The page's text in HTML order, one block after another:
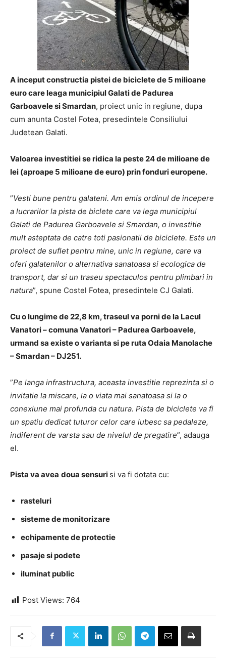
A inceput constructia pistei de biciclete de 5 milioane
euro care leaga municipiul Galati de Padurea
Garboavele si Smardan, proiect unic in regiune, dupa
cum anunta Costel Fotea, presedintele Consiliului
Judetean Galati.
Valoarea investitiei se ridica la peste 24 de milioane de
lei (aproape 5 milioane de euro) prin fonduri europene.
”Vesti bune pentru galateni. Am emis ordinul de incepere
a lucrarilor la pista de biclete care va lega municipiul
Galati de Padurea Garboavele si Smardan, o investitie
mult asteptata de catre toti pasionatii de biciclete. Este un
proiect de suflet pentru mine, unic in regiune, care va
oferi galatenilor o alternativa sanatoasa si ecologica de
transport, dar si un traseu spectaculos pentru plimbari in
natura”, spune Costel Fotea, presedintele CJ Galati.
Cu o lungime de 22,8 km, traseul va porni de la Lacul
Vanatori – comuna Vanatori – Padurea Garboavele,
urmand sa existe o varianta si pe ruta Odaia Manolache
– Smardan – DJ251.
”Pe langa infrastructura, aceasta investitie reprezinta si o
invitatie la miscare, la o viata mai sanatoasa si la o
conexiune mai profunda cu natura. Pista de biciclete va fi
un spatiu dedicat tuturor celor care iubesc sa pedaleze,
indiferent de varsta sau de nivelul de pregatire”, adauga
el.
Pista va avea doua sensuri si va fi dotata cu:
rasteluri
sisteme de monitorizare
echipamente de protectie
pasaje si podete
iluminat public
Post Views: 764